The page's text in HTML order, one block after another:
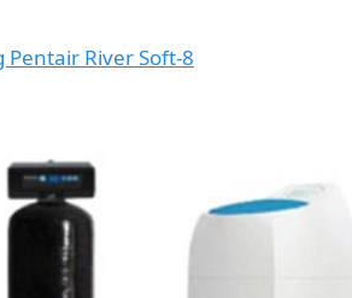
Pentair River Soft-8